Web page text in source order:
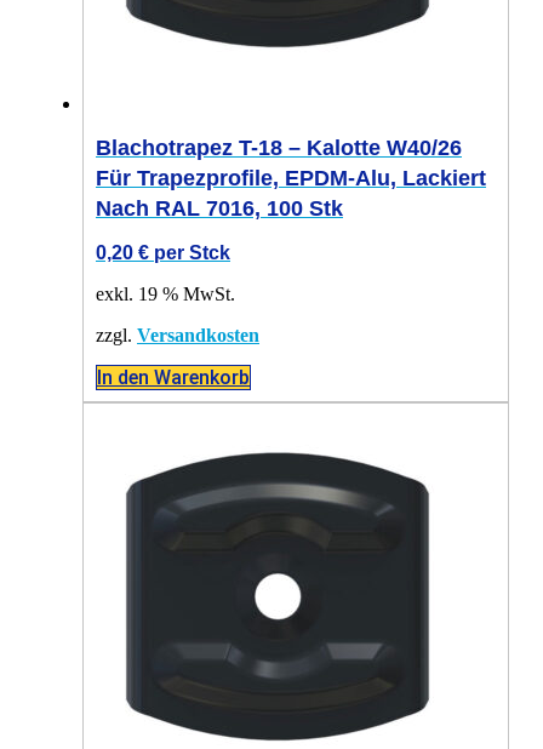
Blachotrapez T-18 – Kalotte W40/26
Für Trapezprofile, EPDM-Alu, Lackiert
Nach RAL 7016, 100 Stk
0,20 € per Stck
exkl. 19 % MwSt.
zzgl. Versandkosten
In den Warenkorb